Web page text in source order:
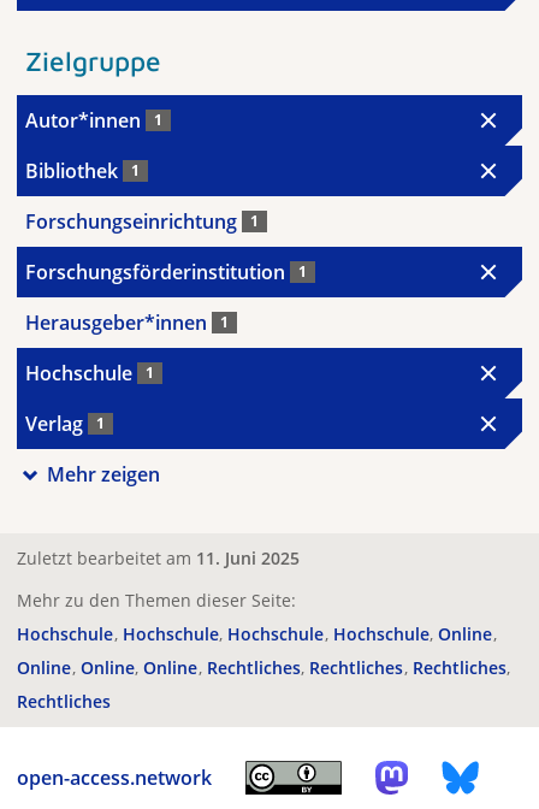
Zielgruppe
Autor*innen 1
Bibliothek 1
Forschungseinrichtung 1
Forschungsförderinstitution 1
Herausgeber*innen 1
Hochschule 1
Verlag 1
Mehr zeigen
Zuletzt bearbeitet am 11. Juni 2025
Mehr zu den Themen dieser Seite:
Hochschule Hochschule Hochschule Hochschule Online
Online Online Online Rechtliches Rechtliches Rechtliches
Rechtliches
open-access.network